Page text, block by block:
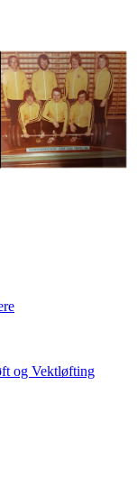
og Vektløfting